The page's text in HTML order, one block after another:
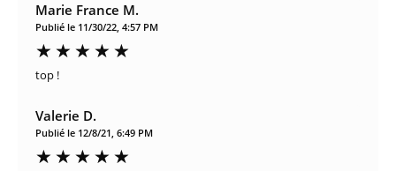
Marie France M.
Publié le 11/30/22, 4:57 PM
top !
Valerie D.
Publié le 12/8/21, 6:49 PM